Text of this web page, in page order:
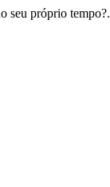
seu próprio tempo?.